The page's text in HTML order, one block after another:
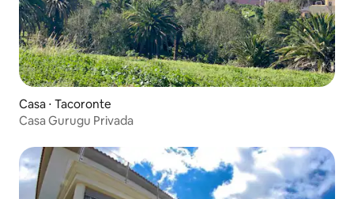
Casa ⋅ Tacoronte
Casa Gurugu Privada